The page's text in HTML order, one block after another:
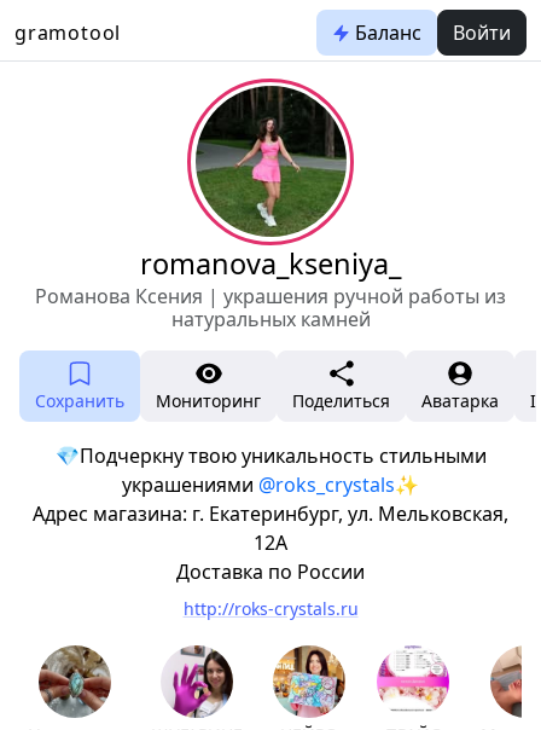
gramotool Баланс Войти
romanova_kseniya_
Романова Ксения | украшения ручной работы из
натуральных камней
Сохранить Мониторинг Поделиться Аватарка
💎Подчеркну твою уникальность стильными
украшениями @roks_crystals✨
Адрес магазина: г. Екатеринбург, ул. Мельковская,
12А
Доставка по России
http://roks-crystals.ru